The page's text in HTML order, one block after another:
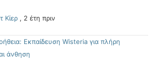
Κίερ , 2 έτη πριν
Εκπαίδευση Wisteria για πλήρη
άνθηση